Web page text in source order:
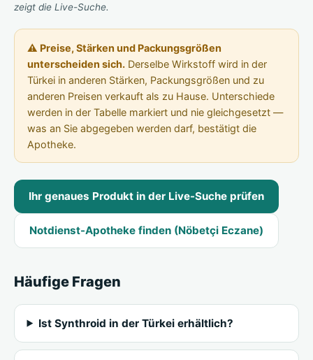
zeigt die Live-Suche.
⚠ Preise, Stärken und Packungsgrößen
unterscheiden sich.Derselbe Wirkstoff wird in der
Türkei in anderen Stärken, Packungsgrößen und zu
anderen Preisen verkauft als zu Hause. Unterschiede
werden in der Tabelle markiert und nie gleichgesetzt —
was an Sie abgegeben werden darf, bestätigt die
Apotheke.
Ihr genaues Produkt in der Live-Suche prüfen
Notdienst-Apotheke finden (Nöbetçi Eczane)
Häufige Fragen
Ist Synthroid in der Türkei erhältlich?